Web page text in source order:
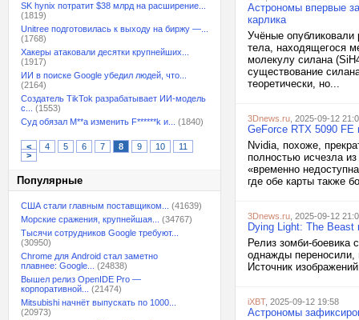
SK hynix потратит $38 млрд на расширение...
(1819)
Unitree подготовилась к выходу на биржу —...
(1768)
Хакеры атаковали десятки крупнейших...
(1917)
ИИ в поиске Google убедил людей, что...
(2164)
Создатель TikTok разрабатывает ИИ-модель
с...
(1553)
Суд обязал M**a изменить F******k и...
(1840)
< 4 5 6 7 8 9 10
11
>
Популярные
США стали главным поставщиком...
(41639)
Морские сражения, крупнейшая...
(34767)
Тысячи сотрудников Google требуют...
(30950)
Chrome для Android стал заметно
плавнее: Google...
(24838)
Вышел релиз OpenIDE Pro —
корпоративной...
(21474)
Mitsubishi начнёт выпускать по 1000...
(20973)
Астрономы впервые
карлика
Учёные опубликовали
тела, находящегося
молекулу силана
существование
теоретически, но...
3Dnews.ru , 2025-09-12
GeForce RTX 5090 FE
Nvidia, похоже,
полностью исчезла
«временно
где обе карты также
3Dnews.ru , 2025-09-12
Dying Light: The Beast
Релиз зомби-боевика
однажды переносили,
Источник
iXBT, 2025-09-12 19:58
Астрономы